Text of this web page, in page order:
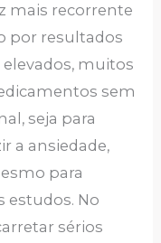
mais recorrente
por resultados
muitos
sem
seja para
a ansiedade,
para
estudos. No
sérios